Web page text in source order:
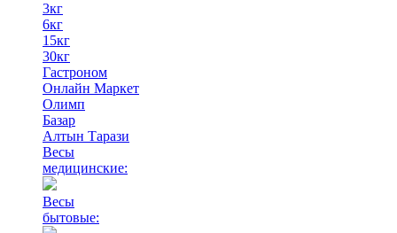
3кг
6кг
15кг
30кг
Гастроном
Онлайн Маркет
Олимп
Базар
Алтын Тарази
Весы
медицинские:
Весы
бытовые: